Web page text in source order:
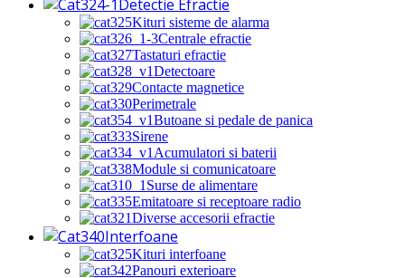
Detectie Efractie
Kituri sisteme de alarma
Centrale efractie
Tastaturi efractie
Detectoare
Contacte magnetice
Perimetrale
Butoane si pedale de panica
Sirene
Acumulatori si baterii
Module si comunicatoare
Surse de alimentare
Emitatoare si receptoare radio
Diverse accesorii efractie
Interfoane
Kituri interfoane
Panouri exterioare